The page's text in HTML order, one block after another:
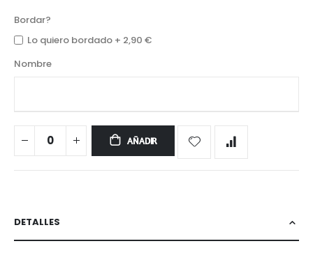
Bordar?
Lo quiero bordado + 2,90 €
Nombre
AÑADIR
DETALLES